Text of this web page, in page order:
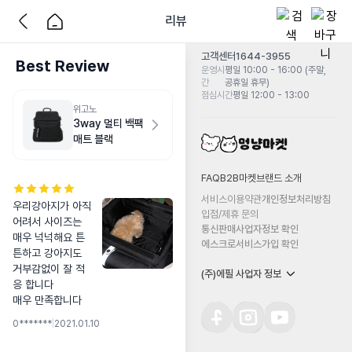
리뷰
Best Review
위고노
3way 멀티 백팩
매트 블랙
우리강아지가 아직
어려서 사이즈는
매우 넉넉해요 튼
튼하고 강아지도
거부감없이 잘 적
응 합니다
매우 만족합니다
0******* 2021.01.10
고객센터1644-3955
운영시
간
평일 10:00 - 16:00 (주말,
공휴일 휴무)
점심시간평일 12:00 - 13:00
FAQB2B마켓 브랜드 소개
서비스이용약관개인정보처리방침
입점/제휴 문의
통신판매사업자정보 확인
에스크로서비스가입 확인
(주)에필 사업자 정보